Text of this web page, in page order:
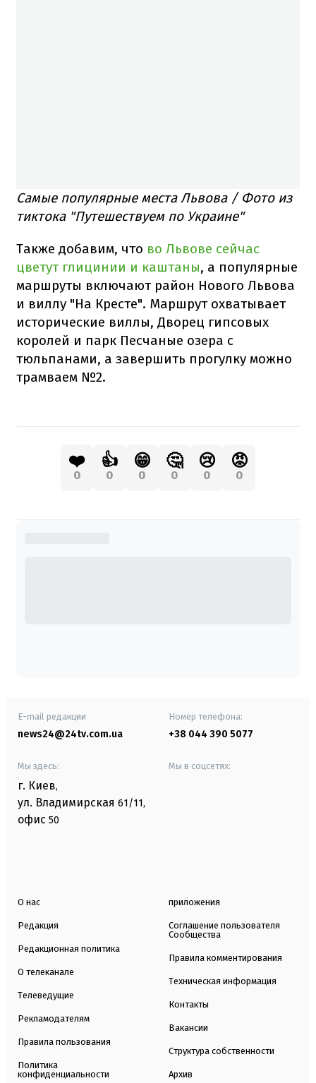
Самые популярные места Львова / Фото из
тиктока "Путешествуем по Украине"
Также добавим, что во Львове сейчас
цветут глицинии и каштаны, а популярные
маршруты включают район Нового Львова
и виллу "На Кресте". Маршрут охватывает
исторические виллы, Дворец гипсовых
королей и парк Песчаные озера с
тюльпанами, а завершить прогулку можно
трамваем №2.
❤️
0
👍
0
😁
0
🤔
0
😢
0
😡
0
E-mail редакции
news24@24tv.com.ua
Номер телефона:
+38 044 390 5077
Мы здесь:
г. Киев,
ул. Владимирская 61/11,
офис 50
Мы в соцсетях:
О нас
Редакция
Редакционная политика
О телеканале
Телеведущие
Рекламодателям
Правила пользования
Политика
конфиденциальности
приложения
Соглашение пользователя
Сообщества
Правила комментирования
Техническая информация
Контакты
Вакансии
Структура собственности
Архив